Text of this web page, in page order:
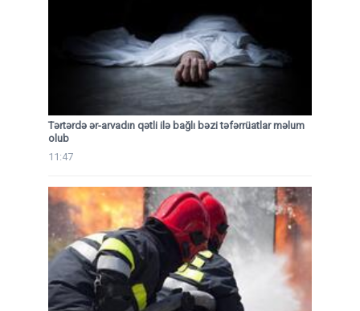
Tərtərdə ər-arvadın qətli ilə bağlı bəzi təfərrüatlar məlum
olub
11:47